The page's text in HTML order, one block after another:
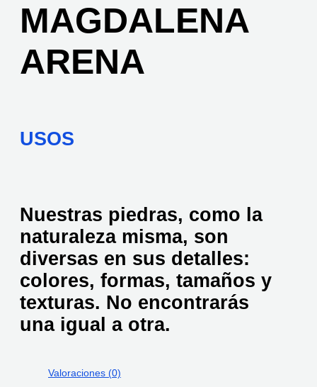
MAGDALENA
ARENA
USOS
Nuestras piedras, como la
naturaleza misma, son
diversas en sus detalles:
colores, formas, tamaños y
texturas. No encontrarás
una igual a otra.
Valoraciones (0)